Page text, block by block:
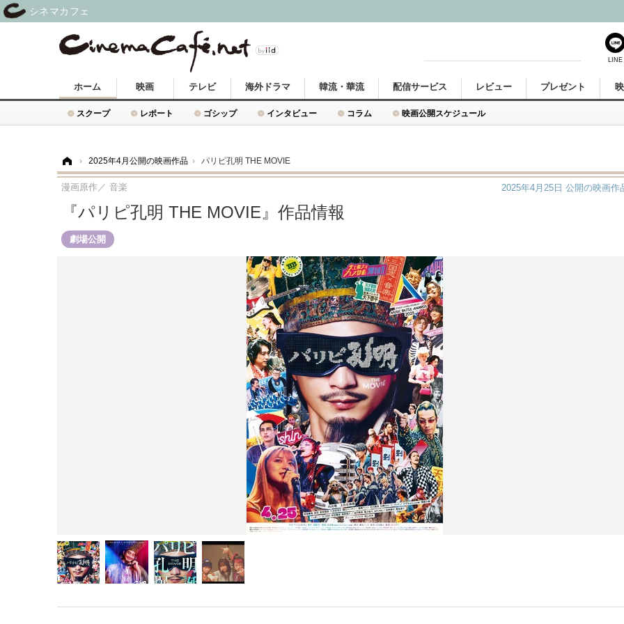
ホーム
スクープ レポート ゴシップ インタビュー コラム 映画公開スケジュール
映画 テレビ 海外ドラマ 韓流・華流 配信サービス レビュー プレゼント
› 2025年4月公開の映画作品 › パリピ孔明 THE MOVIE
漫画原作／ 音楽
『パリピ孔明 THE MOVIE』作品情報
2025年4月25日 公開の映画作
劇場公開
LINE
シネマカフェ